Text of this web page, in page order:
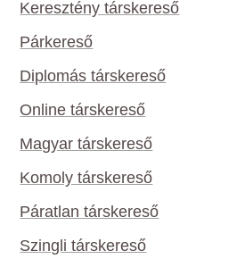
Keresztény társkereső
Párkereső
Diplomás társkereső
Online társkereső
Magyar társkereső
Komoly társkereső
Páratlan társkereső
Szingli társkereső